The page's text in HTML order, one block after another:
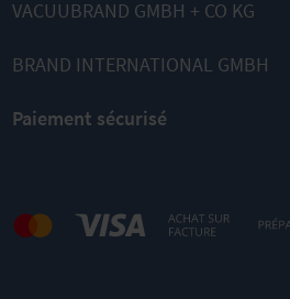
VACUUBRAND GMBH + CO KG
BRAND INTERNATIONAL GMBH
Paiement sécurisé